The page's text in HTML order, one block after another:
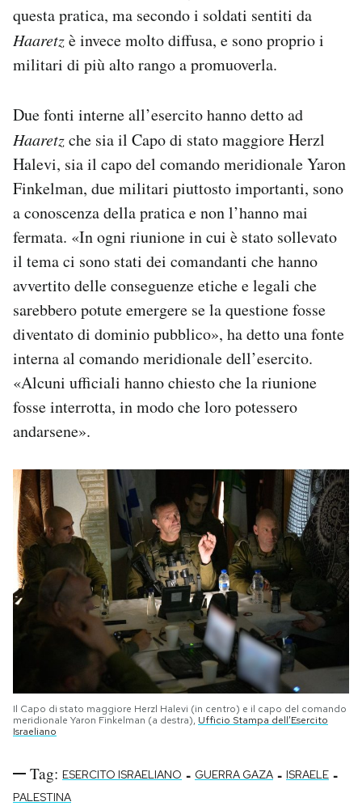
questa pratica, ma secondo i soldati sentiti da
Haaretzè invece molto diffusa, e sono proprio i
militari di più alto rango a promuoverla.
Due fonti interne all’esercito hanno detto ad
Haaretzche sia il Capo di stato maggiore Herzl
Halevi, sia il capo del comando meridionale Yaron
Finkelman, due militari piuttosto importanti, sono
a conoscenza della pratica e non l’hanno mai
fermata. «In ogni riunione in cui è stato sollevato
il tema ci sono stati dei comandanti che hanno
avvertito delle conseguenze etiche e legali che
sarebbero potute emergere se la questione fosse
diventato di dominio pubblico», ha detto una fonte
interna al comando meridionale dell’esercito.
«Alcuni ufficiali hanno chiesto che la riunione
fosse interrotta, in modo che loro potessero
andarsene».
Il Capo di stato maggiore Herzl Halevi (in centro) e il capo del comando
meridionale Yaron Finkelman (a destra), Ufficio Stampa dell’Esercito
Israeliano
Tag: ESERCITO ISRAELIANO - GUERRA GAZA - ISRAELE -
PALESTINA